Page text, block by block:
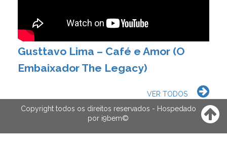
Gusttavo Lima – Café e Amor (O
Embaixador The Legacy)
VER TODOS
Copyright todos os direitos reservados - Hospedado
por i9bem©